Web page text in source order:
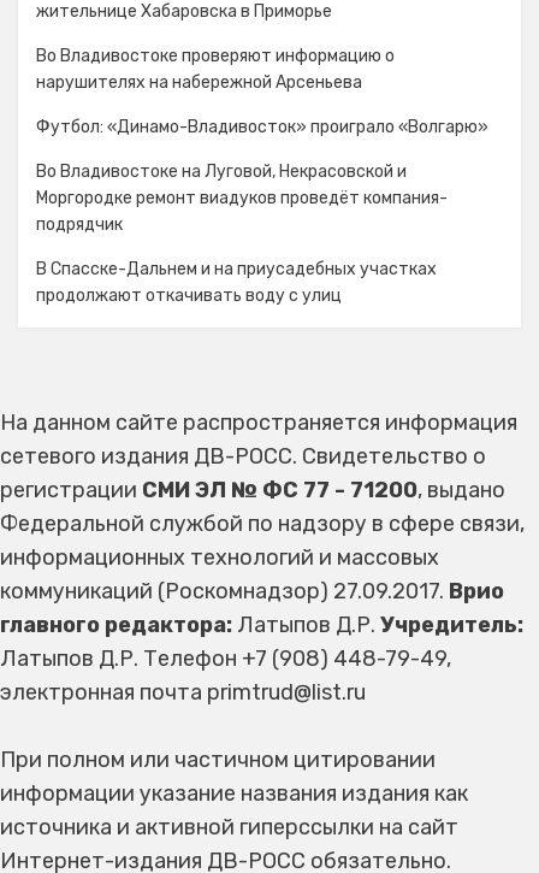
жительнице Хабаровска в Приморье
Во Владивостоке проверяют информацию о
нарушителях на набережной Арсеньева
Футбол: «Динамо-Владивосток» проиграло «Волгарю»
Во Владивостоке на Луговой, Некрасовской и
Моргородке ремонт виадуков проведёт компания-
подрядчик
В Спасске-Дальнем и на приусадебных участках
продолжают откачивать воду с улиц
На данном сайте распространяется информация
сетевого издания ДВ-РОСС. Свидетельство о
регистрации СМИ ЭЛ № ФС 77 - 71200, выдано
Федеральной службой по надзору в сфере связи,
информационных технологий и массовых
коммуникаций (Роскомнадзор) 27.09.2017. Врио
главного редактора: Латыпов Д.Р. Учредитель:
Латыпов Д.Р. Телефон +7 (908) 448-79-49,
электронная почта primtrud@list.ru
При полном или частичном цитировании
информации указание названия издания как
источника и активной гиперссылки на сайт
Интернет-издания ДВ-РОСС обязательно.